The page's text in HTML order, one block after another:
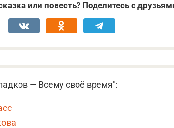
или повесть? Поделитесь с
— Всему своё время":